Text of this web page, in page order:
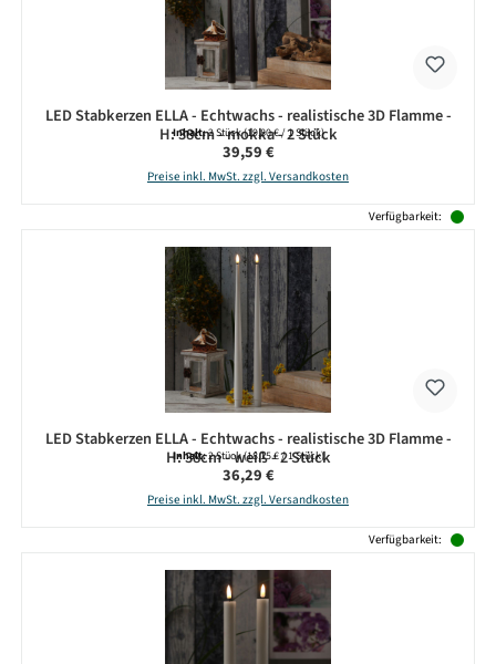
LED Stabkerzen ELLA - Echtwachs - realistische 3D Flamme -
H: 38cm - mokka - 2 Stück
Inhalt:2 Stück(19,80 € / 1 Stück)
Regulärer Preis:
39,59 €
Preise inkl. MwSt. zzgl. Versandkosten
Verfügbarkeit:
LED Stabkerzen ELLA - Echtwachs - realistische 3D Flamme -
H: 38cm - weiß - 2 Stück
Inhalt:2 Stück(18,15 € / 1 Stück)
Regulärer Preis:
36,29 €
Preise inkl. MwSt. zzgl. Versandkosten
Verfügbarkeit: